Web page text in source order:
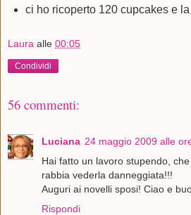
ci ho ricoperto 120 cupcakes e la
Laura alle 00:05
Condividi
56 commenti:
Luciana 24 maggio 2009 alle
Hai fatto un lavoro stupendo,
rabbia vederla danneggiata!!!
Auguri ai novelli sposi! Ciao e
Rispondi